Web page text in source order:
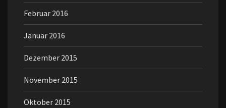
Februar 2016
Januar 2016
Dezember 2015
November 2015
Oktober 2015